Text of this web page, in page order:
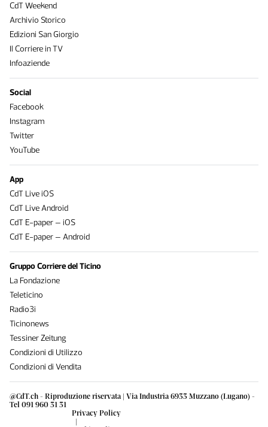
@CdT.ch - Riproduzione riservata | Via Industria 6933 Muzzano (Lugano) -
Tel 091 960 31 31
Privacy Policy
|
CdT Weekend
Archivio Storico
Edizioni San Giorgio
Il Corriere in TV
Infoaziende
Social
Facebook
Instagram
Twitter
YouTube
App
CdT Live iOS
CdT Live Android
CdT E-paper – iOS
CdT E-paper – Android
Gruppo Corriere del Ticino
La Fondazione
Teleticino
Radio3i
Ticinonews
Tessiner Zeitung
Condizioni di Utilizzo
Condizioni di Vendita